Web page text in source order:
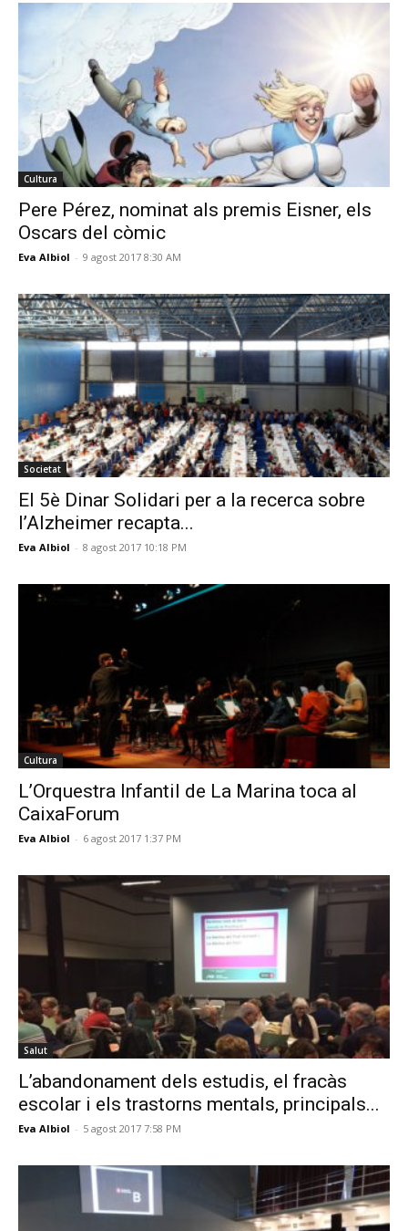
Cultura
Pere Pérez, nominat als premis Eisner, els
Oscars del còmic
Eva Albiol - 9 agost 2017 8:30 AM
Societat
El 5è Dinar Solidari per a la recerca sobre
l’Alzheimer recapta...
Eva Albiol - 8 agost 2017 10:18 PM
Cultura
L’Orquestra Infantil de La Marina toca al
CaixaForum
Eva Albiol - 6 agost 2017 1:37 PM
Salut
L’abandonament dels estudis, el fracàs
escolar i els trastorns mentals, principals...
Eva Albiol - 5 agost 2017 7:58 PM